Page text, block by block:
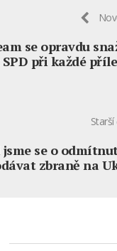
se opravdu
při každé
jsme se o
zbraně na